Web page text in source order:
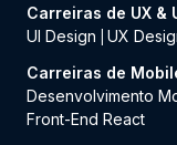
Carreiras de UX &
UI Design
UX
Carreiras de
Desenvolvimento
Front-End React